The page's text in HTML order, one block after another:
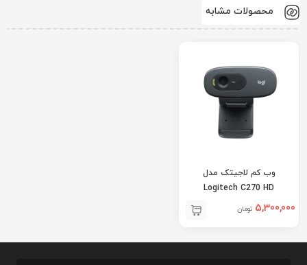
محصولات مشابه
وب کم لاجیتک مدل
Logitech C270 HD
5,300,000 تومان